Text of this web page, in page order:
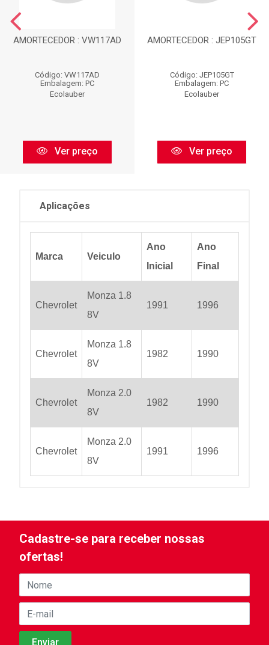
AMORTECEDOR : VW117AD
Código: VW117AD
Embalagem: PC
Ecolauber
Ver preço
AMORTECEDOR : JEP105GT
Código: JEP105GT
Embalagem: PC
Ecolauber
Ver preço
Aplicações
Marca Veiculo
Ano
Inicial
Ano
Final
Chevrolet
Monza 1.8
8V
1991 1996
Chevrolet
Monza 1.8
8V
1982 1990
Chevrolet
Monza 2.0
8V
1982 1990
Chevrolet
Monza 2.0
8V
1991 1996
Cadastre-se para receber nossas
ofertas!